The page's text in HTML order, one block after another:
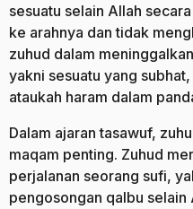
sesuatu selain Allah
ke arahnya dan tidak
zuhud dalam
yakni sesuatu yang
ataukah haram dalam
Dalam ajaran tasawuf,
maqam penting. Zuhud
perjalanan seorang sufi,
pengosongan qalbu